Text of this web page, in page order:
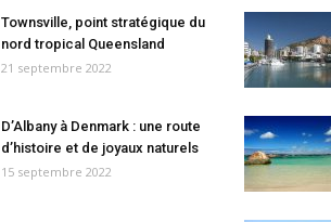
Townsville, point stratégique du
nord tropical Queensland
21 septembre 2022
D’Albany à Denmark : une route
d’histoire et de joyaux naturels
15 septembre 2022